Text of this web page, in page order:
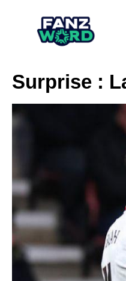
Surprise :